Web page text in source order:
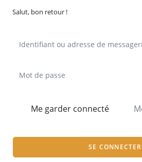
Salut, bon retour !
Me garder connecté
SE CONNECTER